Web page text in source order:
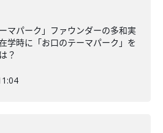
マパーク」ファウンダーの多和実
学時に「お口のテーマパーク」を
？